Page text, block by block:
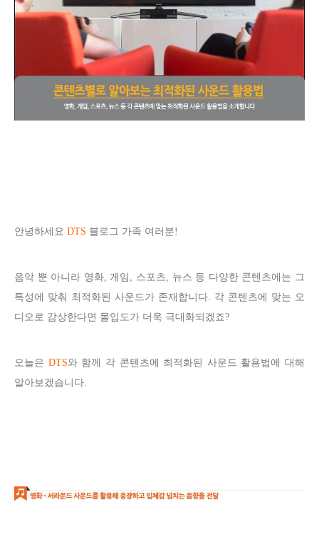
안녕하세요 DTS 블로그 가족 여러분!
음악 뿐 아니라 영화, 게임, 스포츠, 뉴스 등 다양한 콘텐츠에는 그
특성에 맞춰 최적화된 사운드가 존재합니다. 각 콘텐츠에 맞는 오
디오로 감상한다면 몰입도가 더욱 극대화되겠죠?
오늘은 DTS와 함께 각 콘텐츠에 최적화된 사운드 활용법에 대해
알아보겠습니다.